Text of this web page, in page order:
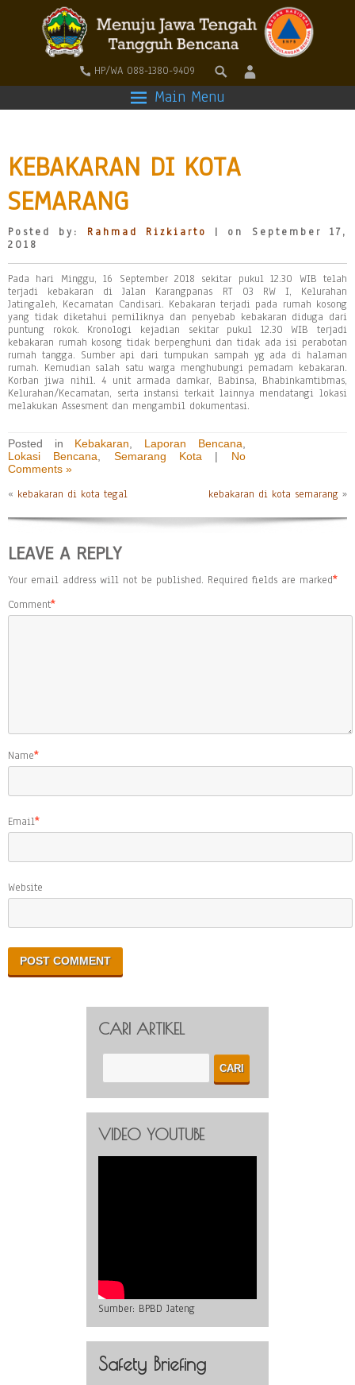
HP/WA 088-1380-9409
Main Menu
KEBAKARAN DI KOTA
SEMARANG
Posted by: Rahmad Rizkiarto
| on September 17,
2018
Pada hari Minggu, 16 September 2018 sekitar pukul 12.30 WIB telah
terjadi kebakaran di Jalan Karangpanas RT 03 RW I, Kelurahan
Jatingaleh, Kecamatan Candisari. Kebakaran terjadi pada rumah kosong
yang tidak diketahui pemiliknya dan penyebab kebakaran diduga dari
puntung rokok. Kronologi kejadian sekitar pukul 12.30 WIB terjadi
kebakaran rumah kosong tidak berpenghuni dan tidak ada isi perabotan
rumah tangga. Sumber api dari tumpukan sampah yg ada di halaman
rumah. Kemudian salah satu warga menghubungi pemadam kebakaran.
Korban jiwa nihil. 4 unit armada damkar, Babinsa, Bhabinkamtibmas,
Kelurahan/Kecamatan, serta instansi terkait lainnya mendatangi lokasi
melakukan Assesment dan mengambil dokumentasi.
Posted in Kebakaran Laporan Bencana
Lokasi Bencana
Semarang Kota | No
Comments »
« kebakaran di kota tegal kebakaran di kota semarang »
LEAVE A REPLY
Your email address will not be published. Required fields are marked*
Comment*
Name*
Email*
Website
CARI ARTIKEL
VIDEO YOUTUBE
Sumber: BPBD Jateng
Safety Briefing